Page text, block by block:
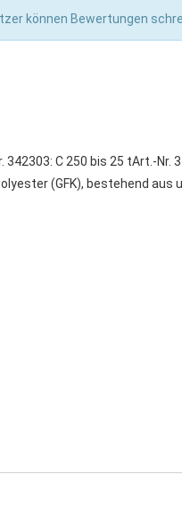
342303: C 250 bis 25 tArt.-Nr.
(GFK), bestehend
(292.24 KB)
können Bewertungen